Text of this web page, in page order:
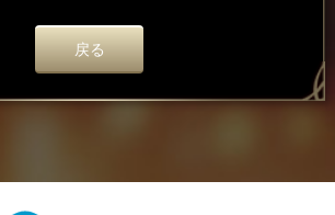
戻る